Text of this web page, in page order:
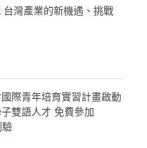
台灣產業的新機遇、挑戰
際青年培育實習計畫啟動
雙語人才 免費參加
驗